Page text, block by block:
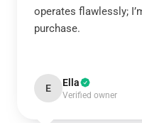
operates flawlessly;
purchase.
E Ella
Verified owner